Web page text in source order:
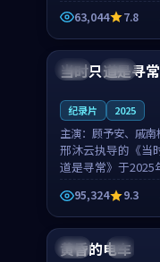
新作，主创团队希
深夜电台的故事让
停下来想一想。韩
角色，山田纯一的叙
63,044 7.8
泰国 杜比
当时只道是寻常
纪录片 2025
主演： 顾予安、戚南
邢沐云执导的《当
道是寻常》于2025
世，泰国的城市气
母女情深的人物心
同构筑了影片基调
予安、戚南柯用细腻
表演撑起整部喜剧电
95,324 9.3
日本 4K
黄昏的电车